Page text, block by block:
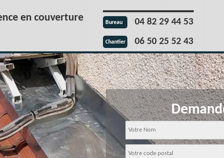
en couverture Bureau 04 82 29 44 53
Chantier 06 50 25 52 43